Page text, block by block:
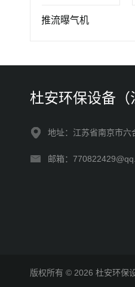
4推流曝气机
杜安环保设备（
地址：江苏省南京市六
邮箱：
版权所有 © 2026 杜安环